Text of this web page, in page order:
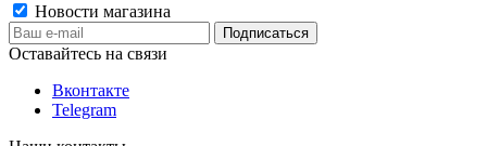
Новости магазина
Оставайтесь на связи
Вконтакте
Telegram